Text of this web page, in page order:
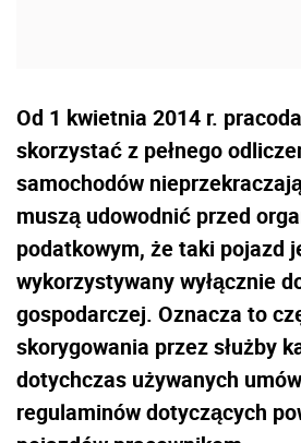
Od 1 kwietnia 2014 r.
skorzystać z pełnego
samochodów
muszą udowodnić przed
podatkowym, że taki pojazd
wykorzystywany wyłącznie
gospodarczej. Oznacza to
skorygowania przez służby
dotychczas używanych
regulaminów dotyczących